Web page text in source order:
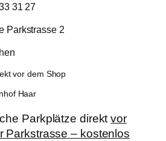
31 27
Parkstrasse 2
vor dem Shop
Haar
Parkplätze direktvor
Parkstrasse – kostenlos